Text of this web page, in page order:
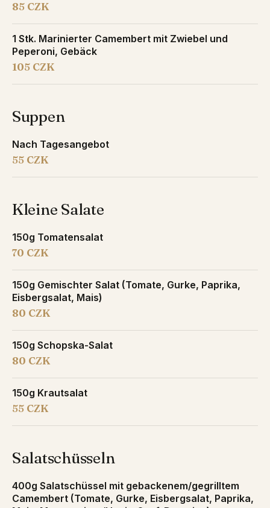
85 CZK
1 Stk. Marinierter Camembert mit Zwiebel und
Peperoni, Gebäck
105 CZK
Suppen
Nach Tagesangebot
55 CZK
Kleine Salate
150g Tomatensalat
70 CZK
150g Gemischter Salat (Tomate, Gurke, Paprika,
Eisbergsalat, Mais)
80 CZK
150g Schopska-Salat
80 CZK
150g Krautsalat
55 CZK
Salatschüsseln
400g Salatschüssel mit gebackenem/gegrilltem
Camembert (Tomate, Gurke, Eisbergsalat, Paprika,